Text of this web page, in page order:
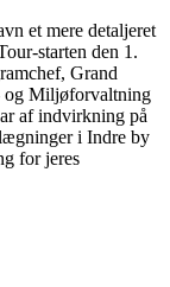
et mere detaljeret
starten den 1.
Grand
og Miljøforvaltning
af indvirkning på
i Indre by
for jeres